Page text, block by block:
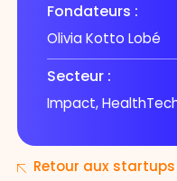
Fondateurs :
Olivia Kotto Lobé
Secteur :
Impact,
Retour aux startups